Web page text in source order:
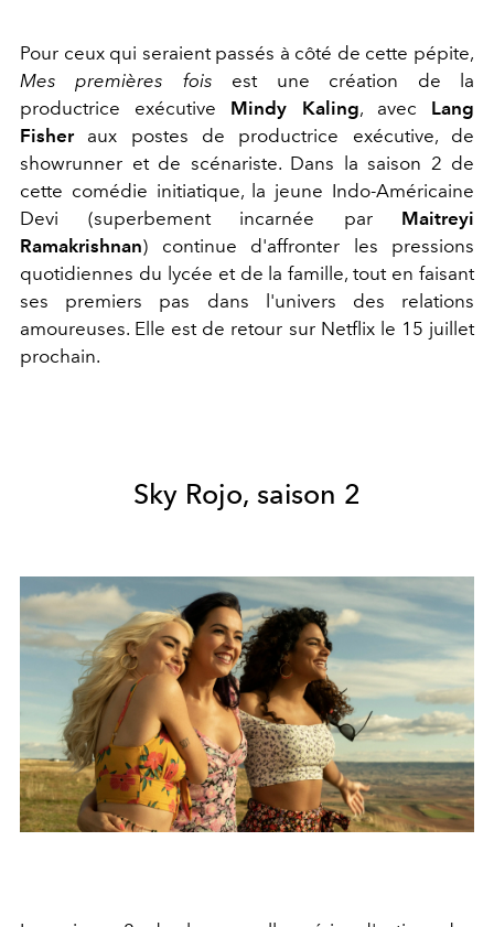
Pour ceux qui seraient passés à côté de cette pépite,
Mes premières fois est une création de la
productrice exécutive Mindy Kaling, avec Lang
Fisheraux postes de productrice exécutive, de
showrunner et de scénariste. Dans la saison 2 de
cette comédie initiatique, la jeune Indo-Américaine
Devi (superbement incarnée par Maitreyi
Ramakrishnan) continue d'affronter les pressions
quotidiennes du lycée et de la famille, tout en faisant
ses premiers pas dans l'univers des relations
amoureuses. Elle est de retour sur Netflix le 15 juillet
prochain.
Sky Rojo, saison 2